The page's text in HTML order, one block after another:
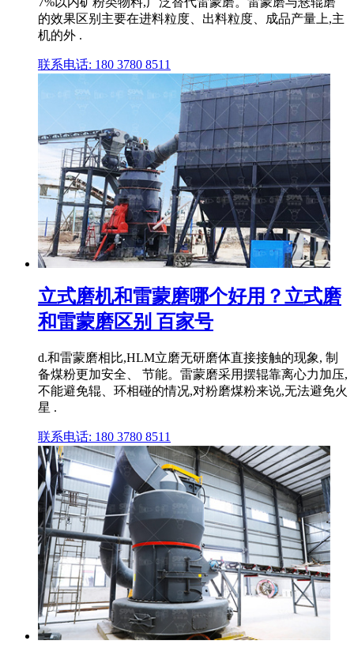
的效果区别主要在进料粒度、出料粒度、成品产量上,主
机的外 .
联系电话: 180 3780 8511
立式磨机和雷蒙磨哪个好用？立式磨
和雷蒙磨区别 百家号
d.和雷蒙磨相比,HLM立磨无研磨体直接接触的现象, 制
备煤粉更加安全、 节能。雷蒙磨采用摆辊靠离心力加压,
不能避免辊、环相碰的情况,对粉磨煤粉来说,无法避免火
星 .
联系电话: 180 3780 8511